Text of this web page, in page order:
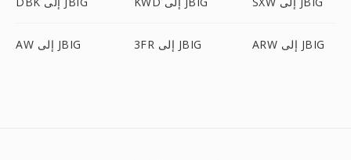
AW إلى JBIG 3FR إلى JBIG ARW إلى JBIG